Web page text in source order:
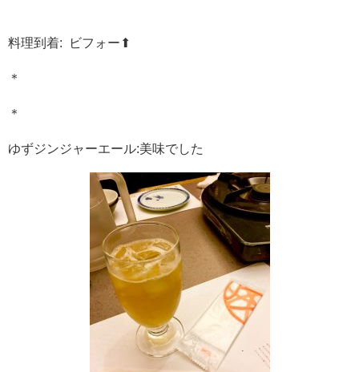
料理到着: ビフォー⬆︎
＊
＊
ゆずジンジャーエール:美味でした